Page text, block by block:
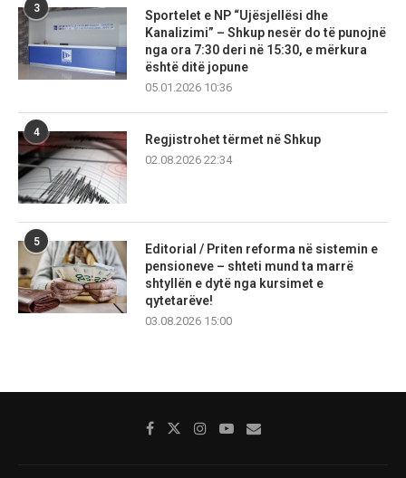
3
Sportelet e NP “Ujësjellësi dhe
Kanalizimi” – Shkup nesër do të punojnë
nga ora 7:30 deri në 15:30, e mërkura
është ditë jopune
05.01.2026 10:36
4
Regjistrohet tërmet në Shkup
02.08.2026 22:34
5
Editorial / Priten reforma në sistemin e
pensioneve – shteti mund ta marrë
shtyllën e dytë nga kursimet e
qytetarëve!
03.08.2026 15:00